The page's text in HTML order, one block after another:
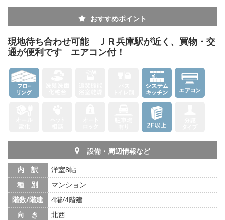
おすすめポイント
現地待ち合わせ可能 ＪＲ兵庫駅が近く、買物・交
通が便利です エアコン付！
設備・周辺情報など
内 訳
洋室8帖
種 別
マンション
階数/階建
4階/4階建
向 き
北西